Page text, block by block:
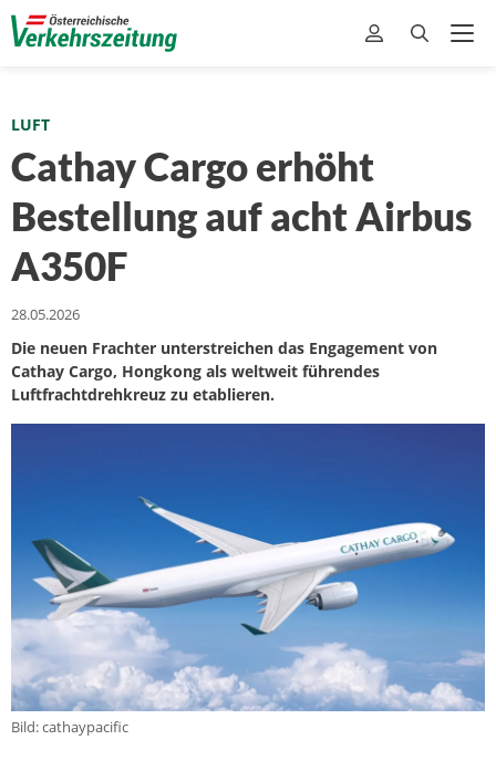
LUFT
Cathay Cargo erhöht
Bestellung auf acht Airbus
A350F
28.05.2026
Die neuen Frachter unterstreichen das Engagement von
Cathay Cargo, Hongkong als weltweit führendes
Luftfrachtdrehkreuz zu etablieren.
Bild: cathaypacific